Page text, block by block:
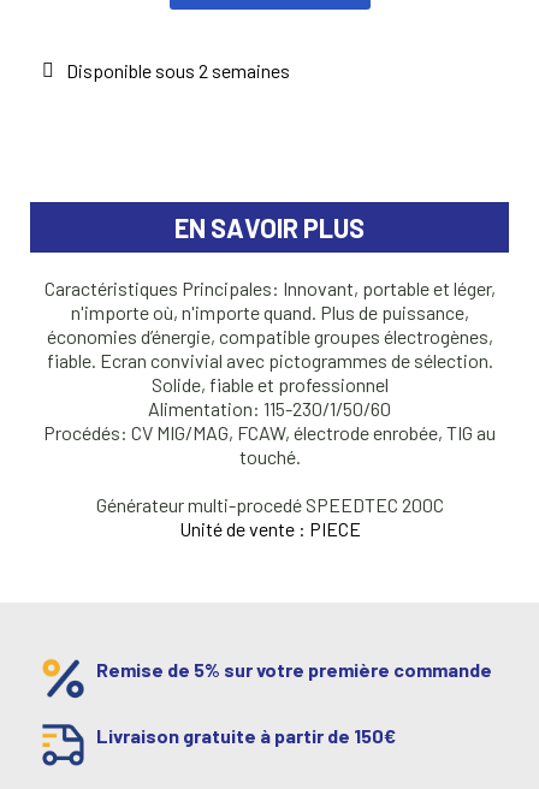
Disponible sous 2 semaines
EN SAVOIR PLUS
Caractéristiques Principales: Innovant, portable et léger,
n'importe où, n'importe quand. Plus de puissance,
économies d’énergie, compatible groupes électrogènes,
fiable. Ecran convivial avec pictogrammes de sélection.
Solide, fiable et professionnel
Alimentation: 115-230/1/50/60
Procédés: CV MIG/MAG, FCAW, électrode enrobée, TIG au
touché.
Générateur multi-procedé SPEEDTEC 200C
Unité de vente : PIECE
Remise de 5% sur votre première commande
Livraison gratuite à partir de 150€